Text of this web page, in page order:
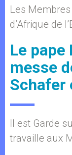
Les
d’Afrique de
Le pape
messe
Schafer
Il est Garde
travaille aux